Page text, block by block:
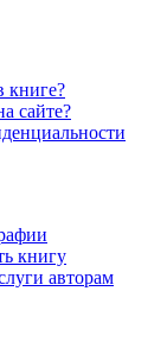
сайте?
книгу
авторам